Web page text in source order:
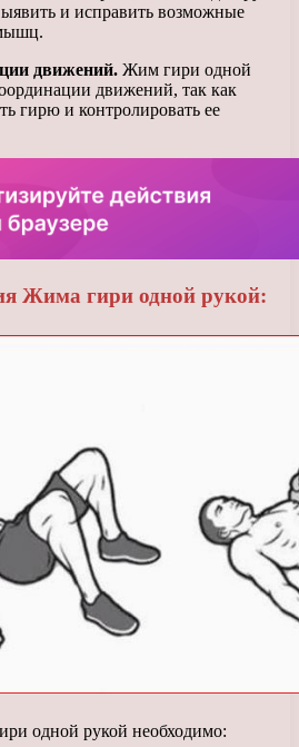
и исправить возможные
движений. Жим гири одной
движений, так как
гирю и контролировать ее
Жима гири одной рукой:
одной рукой необходимо: